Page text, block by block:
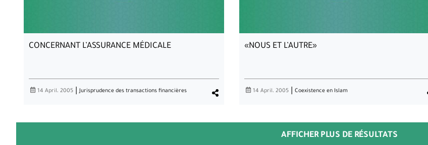
CONCERNANT L’ASSURANCE MÉDICALE
14 April، 2005| Jurisprudence des transactions financières
«NOUS ET L’AUTRE»
14 April، 2005| Coexistence en Islam
AFFICHER PLUS DE RÉSULTATS